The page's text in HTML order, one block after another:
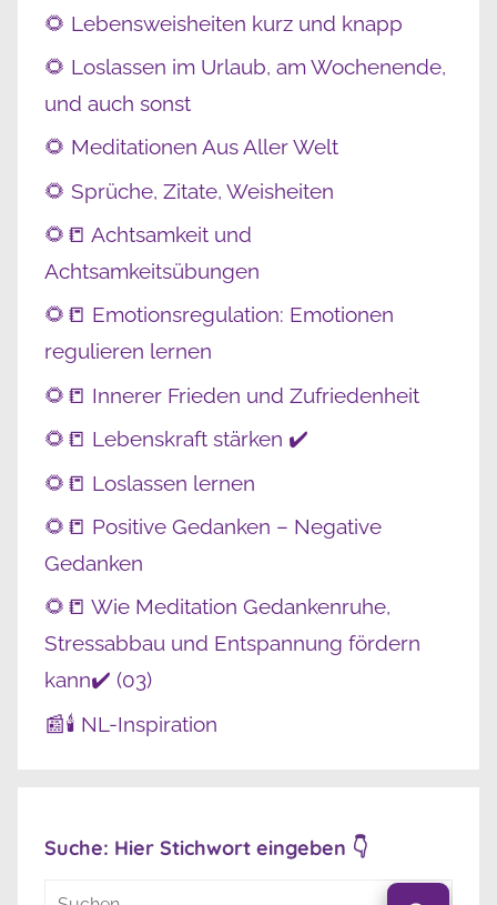
🌻 Lebensweisheiten kurz und knapp
🌻 Loslassen im Urlaub, am Wochenende,
und auch sonst
🌻 Meditationen Aus Aller Welt
🌻 Sprüche, Zitate, Weisheiten
🌻📒 Achtsamkeit und
Achtsamkeitsübungen
🌻📒 Emotionsregulation: Emotionen
regulieren lernen
🌻📒 Innerer Frieden und Zufriedenheit
🌻📒 Lebenskraft stärken ✔️
🌻📒 Loslassen lernen
🌻📒 Positive Gedanken – Negative
Gedanken
🌻📒 Wie Meditation Gedankenruhe,
Stressabbau und Entspannung fördern
kann✔️ (03)
📰🕯️ NL-Inspiration
Suche: Hier Stichwort eingeben 👇
Suchen